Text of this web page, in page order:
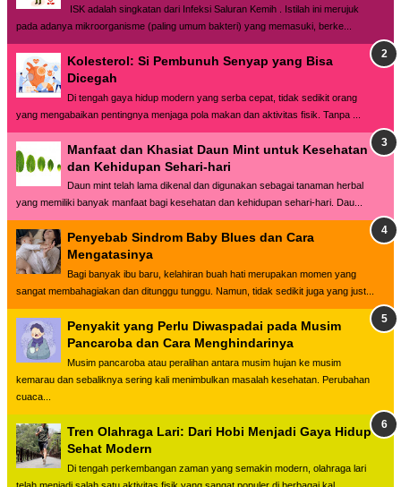
ISK adalah singkatan dari Infeksi Saluran Kemih . Istilah ini merujuk
pada adanya mikroorganisme (paling umum bakteri) yang memasuki, berke...
Kolesterol: Si Pembunuh Senyap yang Bisa
Dicegah
Di tengah gaya hidup modern yang serba cepat, tidak sedikit orang
yang mengabaikan pentingnya menjaga pola makan dan aktivitas fisik. Tanpa ...
Manfaat dan Khasiat Daun Mint untuk Kesehatan
dan Kehidupan Sehari-hari
Daun mint telah lama dikenal dan digunakan sebagai tanaman herbal
yang memiliki banyak manfaat bagi kesehatan dan kehidupan sehari-hari. Dau...
Penyebab Sindrom Baby Blues dan Cara
Mengatasinya
Bagi banyak ibu baru, kelahiran buah hati merupakan momen yang
sangat membahagiakan dan ditunggu tunggu. Namun, tidak sedikit juga yang just...
Penyakit yang Perlu Diwaspadai pada Musim
Pancaroba dan Cara Menghindarinya
Musim pancaroba atau peralihan antara musim hujan ke musim
kemarau dan sebaliknya sering kali menimbulkan masalah kesehatan. Perubahan
cuaca...
Tren Olahraga Lari: Dari Hobi Menjadi Gaya Hidup
Sehat Modern
Di tengah perkembangan zaman yang semakin modern, olahraga lari